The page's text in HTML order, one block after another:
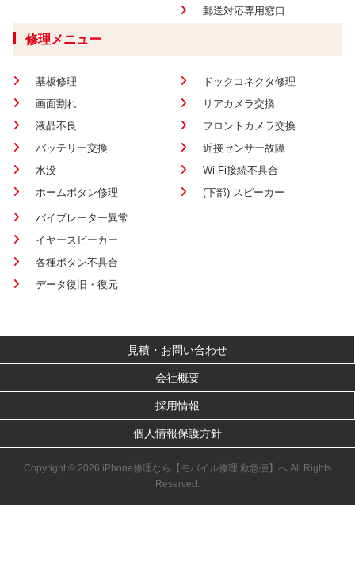
郵送対応専用窓口
修理メニュー
基板修理
画面割れ
液晶不良
バッテリー交換
水没
ホームボタン修理
ドックコネクタ修理
リアカメラ交換
フロントカメラ交換
近接センサー故障
Wi-Fi接続不具合
(下部) スピーカー
バイブレーター異常
イヤースピーカー
各種ボタン不具合
データ復旧・復元
見積・お問い合わせ
会社概要
採用情報
個人情報保護方針
Copyright © 2026 iPhone修理なら【モバイル修理 救急便】へ All Rights
Reserved.